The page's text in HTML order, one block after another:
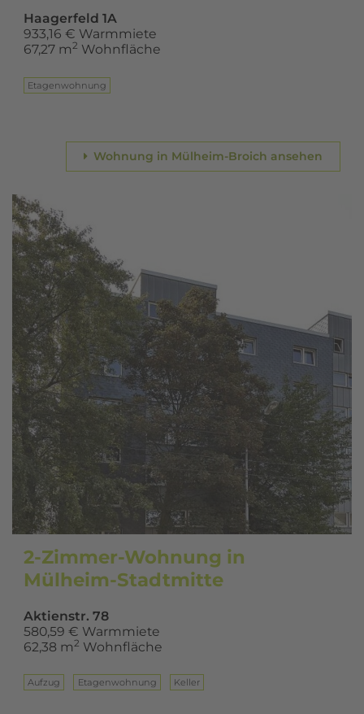
Haagerfeld 1A
933,16 € Warmmiete
67,27 m2 Wohnfläche
Eta­gen­woh­nung
Wohnung in Mülheim-Broich ansehen
2-Zimmer-Wohnung in
Mülheim-Stadtmitte
Aktienstr. 78
580,59 € Warmmiete
62,38 m2 Wohnfläche
Aufzug Eta­gen­woh­nung Keller